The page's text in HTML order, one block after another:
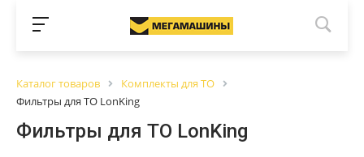
Каталог товаров
Комплекты для ТО
Фильтры для ТО LonKing
Фильтры для ТО LonKing